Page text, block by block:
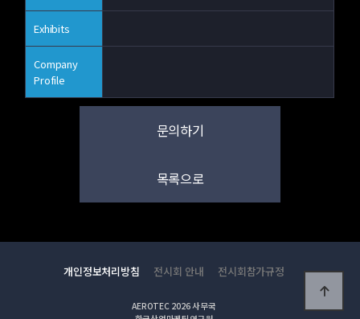
Exhibits
Company
Profile
문의하기
목록으로
개인정보처리방침 전시회 안내 전시회참가규정
AEROTEC 2026 사무국